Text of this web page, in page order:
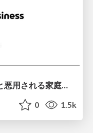
侵入は突然に 〜 IoTマルウェアと悪用される家庭の機器 ～ / When Intrusion Strikes: IoT Malware and the Abuse of Home Devices
0 1.5k